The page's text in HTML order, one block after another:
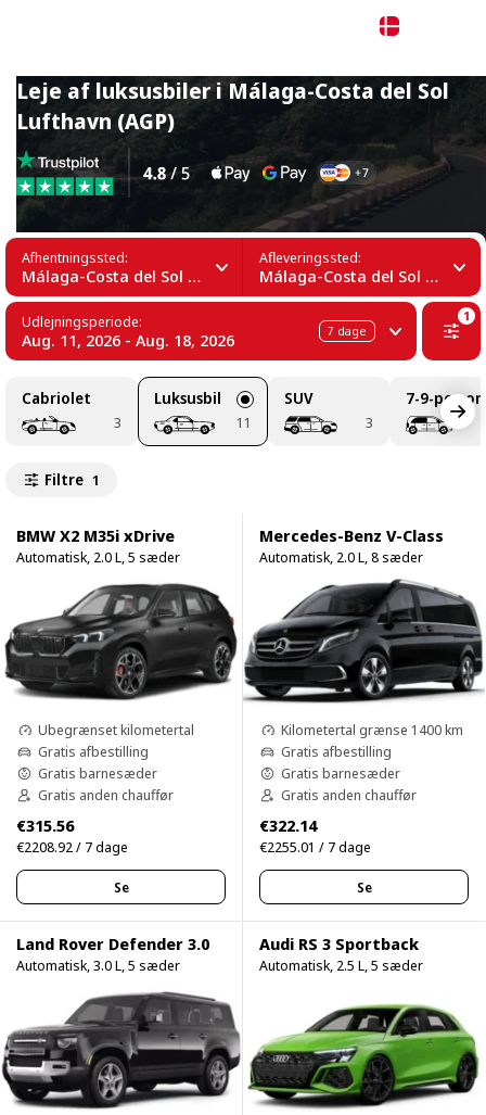
Leje af luksusbiler i Málaga-Costa del Sol
Lufthavn (AGP)
Afhentningssted:
Málaga-Costa del Sol Lufthavn (AGP)
Afleveringssted:
Málaga-Costa del Sol Lufthavn (AGP)
Udlejningsperiode:
Aug. 11, 2026 - Aug. 18, 2026 7 dage
1
Cabriolet
3
Luksusbil
11
SUV
3
7-9-
Filtre 1
BMW X2 M35i xDrive
Automatisk, 2.0 L, 5 sæder
Ubegrænset kilometertal
Gratis afbestilling
Gratis barnesæder
Gratis anden chauffør
€315.56
€2208.92 / 7 dage
Se
Mercedes-Benz V-Class
Automatisk, 2.0 L, 8 sæder
Kilometertal grænse 1400 km
Gratis afbestilling
Gratis barnesæder
Gratis anden chauffør
€322.14
€2255.01 / 7 dage
Se
Land Rover Defender 3.0
Automatisk, 3.0 L, 5 sæder
Audi RS 3 Sportback
Automatisk, 2.5 L, 5 sæder